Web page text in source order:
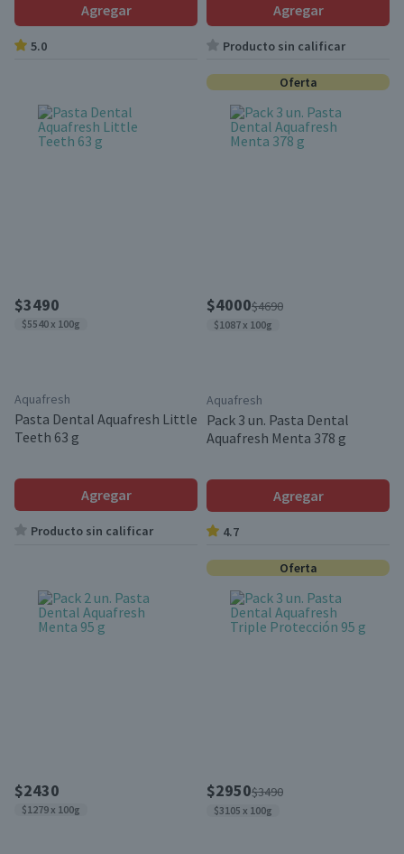
Agregar
5.0
Agregar
Producto sin calificar
$3490
$5540 x 100g
Aquafresh
Pasta Dental Aquafresh Little
Teeth 63 g
Agregar
Producto sin calificar
Oferta
$4000$4690
$1087 x 100g
Aquafresh
Pack 3 un. Pasta Dental
Aquafresh Menta 378 g
Agregar
4.7
$2430
$1279 x 100g
Oferta
$2950$3490
$3105 x 100g